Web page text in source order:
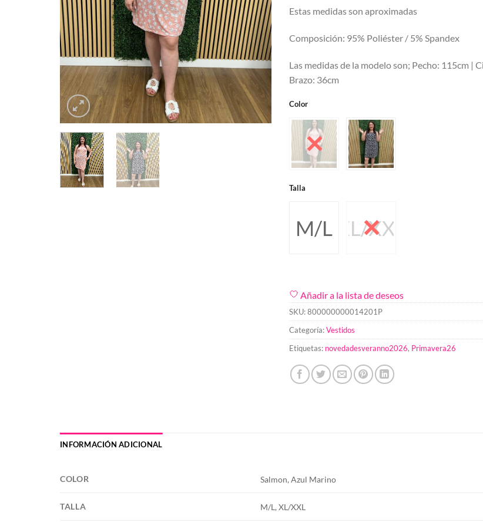
Estas medidas son aproximadas
Composición: 95% Poliéster / 5% Spandex
Las medidas de la modelo son; Pecho: 115cm |
Brazo: 36cm
Color
Talla
M/L XL/XXL
Añadir a la lista de deseos
SKU:800000000014201P
Categoría:Vestidos
Etiquetas: novedadesveranno2026, Primavera26
INFORMACIÓN ADICIONAL
COLOR Salmon, Azul Marino
TALLA M/L, XL/XXL